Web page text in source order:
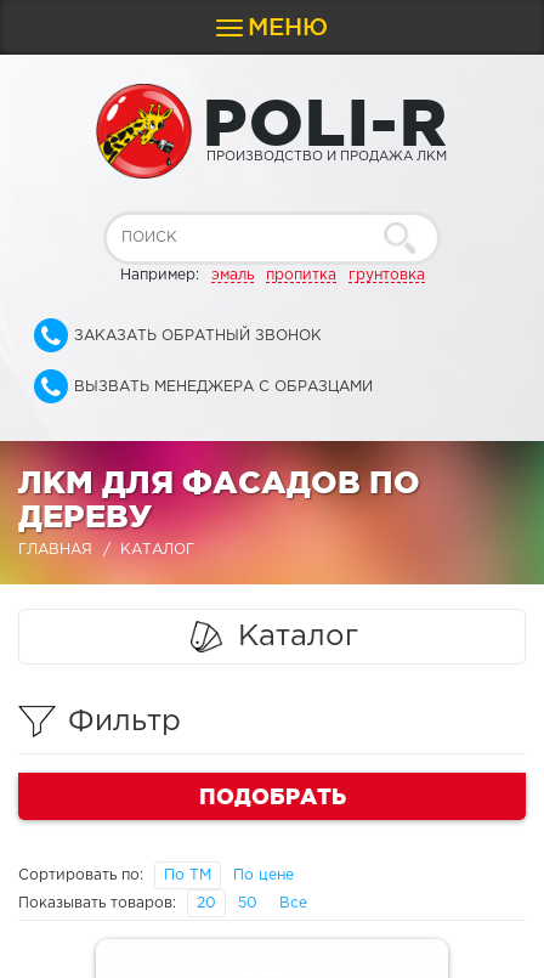
Toggle
navigation
МЕНЮ
POLI-R
ПРОИЗВОДСТВО И ПРОДАЖА ЛКМ
Например: эмаль пропитка грунтовка
ЗАКАЗАТЬ ОБРАТНЫЙ ЗВОНОК
ВЫЗВАТЬ МЕНЕДЖЕРА С ОБРАЗЦАМИ
ЛКМ ДЛЯ ФАСАДОВ ПО
ДЕРЕВУ
ГЛАВНАЯ КАТАЛОГ
Каталог
Фильтр
ПОДОБРАТЬ
Сортировать по: По ТМ По цене
Показывать товаров: 20 50 Все